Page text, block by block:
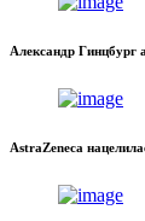
Александр Гинцбург
AstraZeneca